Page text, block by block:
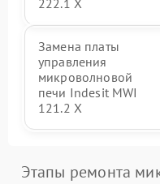
222.1 X
Замена платы
управления
микроволновой
печи Indesit MWI
121.2 X
Этапы ремонта